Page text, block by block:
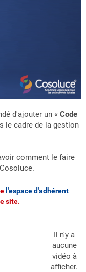
d'ajouter un « Code
le cadre de la gestion
comment le faire
l'espace d'adhérent
site.
Il n'y a
aucune
vidéo à
afficher.